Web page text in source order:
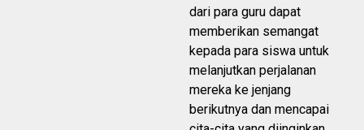
dari para guru dapat
memberikan semangat
kepada para siswa untuk
melanjutkan perjalanan
mereka ke jenjang
berikutnya dan mencapai